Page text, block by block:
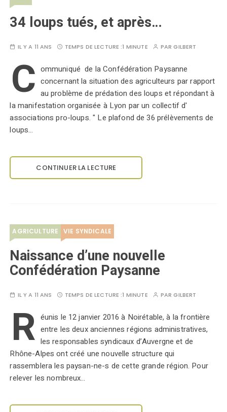
34 loups tués, et après…
IL Y A 11 ANS TEMPS DE LECTURE :1 MINUTE PARGILBERT
C ommuniqué de la Confédération Paysanne
concernant la situation des agriculteurs par rapport
au problème de prédation des loups et répondant à
la manifestation organisée à Lyon par un collectif d'
associations pro-loups. " Le plafond de 36 prélèvements de
loups…
CONTINUER LA LECTURE
AGRICULTURE VIE SYNDICALE
Naissance d’une nouvelle
Confédération Paysanne
IL Y A 11 ANS TEMPS DE LECTURE :1 MINUTE PARGILBERT
R éunis le 12 janvier 2016 à Noirétable, à la frontière
entre les deux anciennes régions administratives,
les responsables syndicaux d’Auvergne et de
Rhône-Alpes ont créé une nouvelle structure qui
rassemblera les paysan-ne-s de cette grande région. Pour
relever les nombreux…